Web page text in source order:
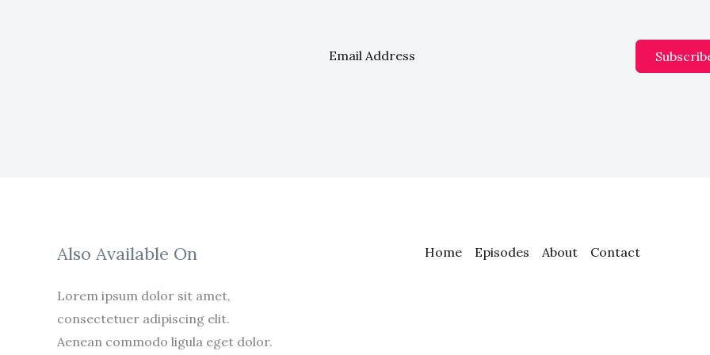
Also Available On
Lorem ipsum dolor sit amet,
consectetuer adipiscing elit.
Aenean commodo ligula eget dolor.
Home Episodes About Contact